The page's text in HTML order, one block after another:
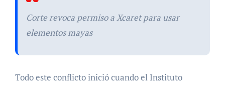
Corte revoca permiso a Xcaret para usar
elementos mayas
Todo este conflicto inició cuando el Instituto